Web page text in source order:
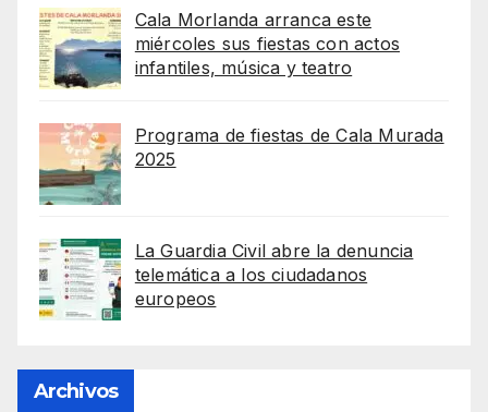
Cala Morlanda arranca este
miércoles sus fiestas con actos
infantiles, música y teatro
Programa de fiestas de Cala Murada
2025
La Guardia Civil abre la denuncia
telemática a los ciudadanos
europeos
Archivos